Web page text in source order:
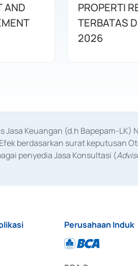
AND
PROPERTI
TERBATAS
2026
Keuangan (d.h Bapepam-LK)
berdasarkan surat keputusan
penyedia Jasa Konsultasi (
Perusahaan Induk